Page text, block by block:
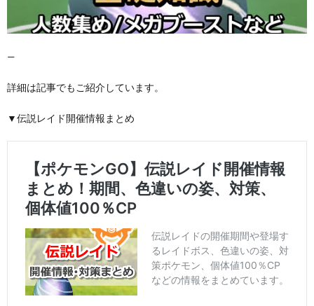
—
詳細は記事でもご紹介しています。
▼伝説レイド開催情報まとめ